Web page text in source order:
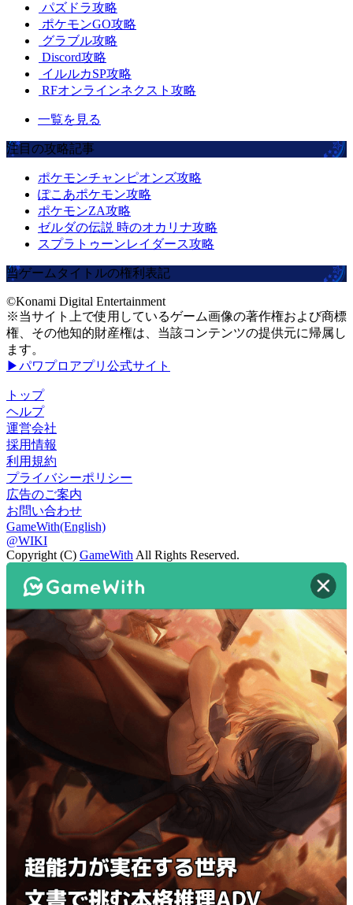
パズドラ攻略
ポケモンGO攻略
グラブル攻略
Discord攻略
イルルカSP攻略
RFオンラインネクスト攻略
一覧を見る
注目の攻略記事
ポケモンチャンピオンズ攻略
ぽこあポケモン攻略
ポケモンZA攻略
ゼルダの伝説 時のオカリナ攻略
スプラトゥーンレイダース攻略
当ゲームタイトルの権利表記
©Konami Digital Entertainment
※当サイト上で使用しているゲーム画像の著作権および商標
権、その他知的財産権は、当該コンテンツの提供元に帰属し
ます。
▶パワプロアプリ公式サイト
トップ
ヘルプ
運営会社
採用情報
利用規約
プライバシーポリシー
広告のご案内
お問い合わせ
GameWith(English)
@WIKI
Copyright (C) GameWith All Rights Reserved.